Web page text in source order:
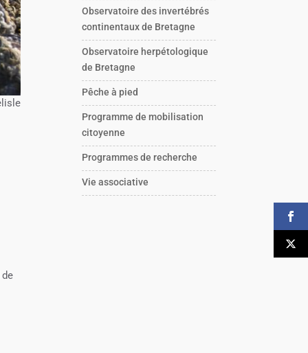
Observatoire des invertébrés
continentaux de Bretagne
Observatoire herpétologique
de Bretagne
Pêche à pied
Programme de mobilisation
citoyenne
Programmes de recherche
Vie associative